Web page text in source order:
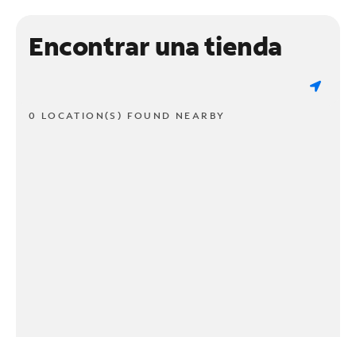
Encontrar una tienda
0 LOCATION(S) FOUND NEARBY